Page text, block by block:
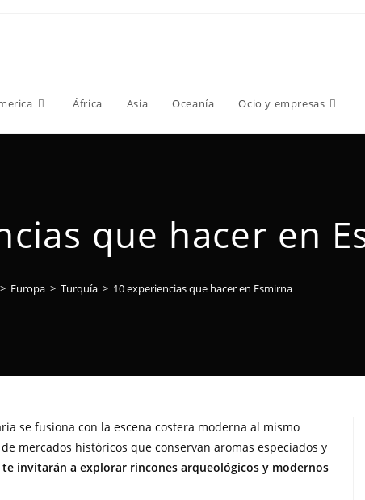
África Asia Oceanía Ocio y empresas
que hacer en
> Europa > Turquía > 10 experiencias que hacer en Esmirna
se fusiona con la escena costera moderna al mismo
mercados históricos que conservan aromas especiados y
te invitarán a explorar rincones arqueológicos y modernos